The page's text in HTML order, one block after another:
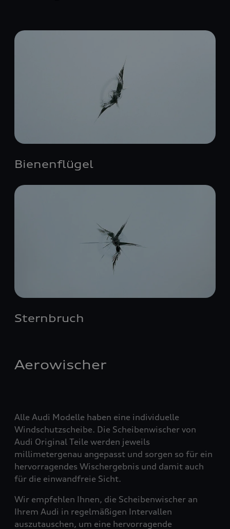
Bienenflügel
Sternbruch
Aerowischer
Alle Audi Modelle haben eine individuelle
Windschutzscheibe. Die Scheibenwischer von
Audi Original Teile werden jeweils
millimetergenau angepasst und sorgen so für ein
hervorragendes Wischergebnis und damit auch
für die einwandfreie Sicht.
Wir empfehlen Ihnen, die Scheibenwischer an
Ihrem Audi in regelmäßigen Intervallen
auszutauschen, um eine hervorragende